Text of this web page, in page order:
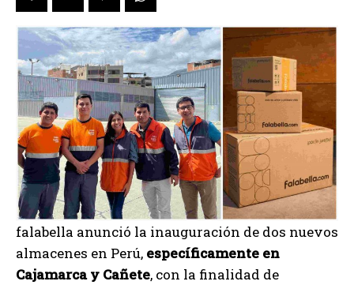
falabella anunció la inauguración de dos nuevos
almacenes en Perú, específicamente en
Cajamarca y Cañete, con la finalidad de